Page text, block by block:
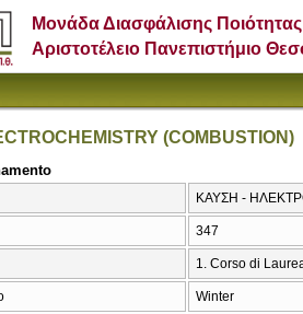
Μονάδα Διασφάλισης Ποιότητας
Αριστοτέλειο Πανεπιστήμιο
(COMBUSTION)
ΚΑΥΣΗ -
347
1. Corso di
Winter